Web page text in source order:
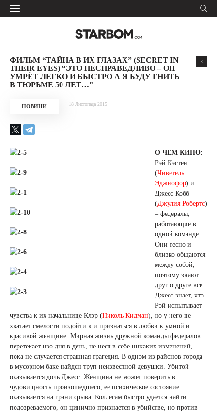
ФИЛЬМ “ТАЙНА В ИХ ГЛАЗАХ” (SECRET IN
THEIR EYES) “ЭТО НЕСПРАВЕДЛИВО – ОН
УМРЁТ ЛЕГКО И БЫСТРО А Я БУДУ ГНИТЬ
В ТЮРЬМЕ 50 ЛЕТ…”
НОВИНИ 18 Листопада 2015
О ЧЕМ КИНО:
Рэй Кэстен
(Чиветель
Эджиофор) и
Джесс Кобб
(Джулия Робертс)
– федералы,
работающие в
одной команде.
Они тесно и
близко общаются
между собой,
поэтому знают
друг о друге все.
Джесс знает, что
Рэй испытывает
чувства к их начальнице Клэр (Николь Кидман), но у него не
хватает смелости подойти к и признаться в любви к умной и
красивой женщине. Мирная жизнь дружной команды федералов
перетекает изо дня в день, не неся в себе никаких изменений,
пока не случается страшная трагедия. В одном из районов города
в мусорном баке найден труп неизвестной девушки. Убитой
оказывается дочь Джесс. Женщина не может поверить в
чудовищность произошедшего, ее психическое состояние
оказывается на грани срыва. Коллегам быстро удается найти
подозреваемого, он цинично признается в убийстве, но против